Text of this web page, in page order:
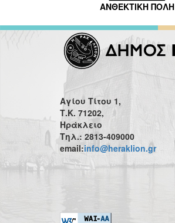
ΑΝΘΕΚΤΙΚΗ ΠΟΛΗ
Αγίου Τίτου 1,
Τ.Κ. 71202,
Ηράκλειο
Τηλ.: 2813-409000
email:info@heraklion.gr